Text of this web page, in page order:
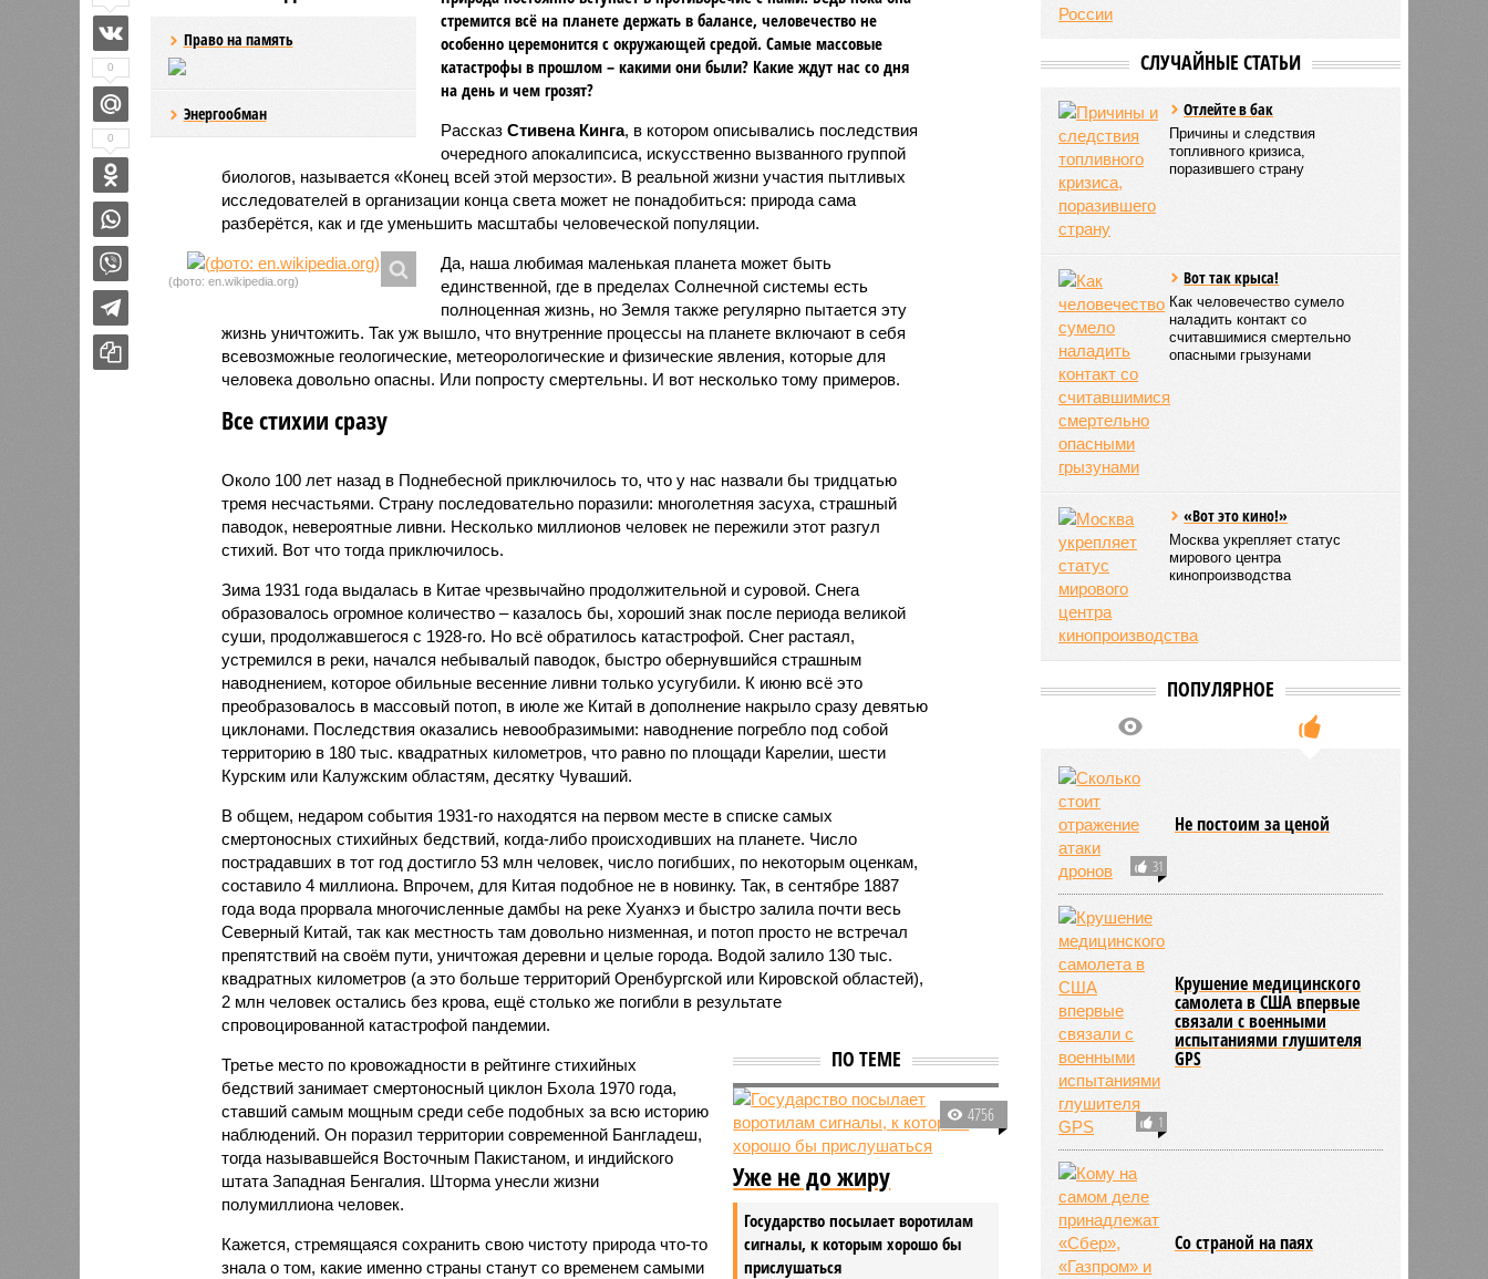
Право на память
Энергообман
стремится всё на планете держать в балансе, человечество не
особенно церемонится с окружающей средой. Самые массовые
катастрофы в прошлом – какими они были? Какие ждут нас со дня
на день и чем грозят?
Рассказ Стивена Кинга, в котором описывались последствия
очередного апокалипсиса, искусственно вызванного группой
биологов, называется «Конец всей этой мерзости». В реальной жизни участия пытливых
исследователей в организации конца света может не понадобиться: природа сама
разберётся, как и где уменьшить масштабы человеческой популяции.
(фото: en.wikipedia.org)
Да, наша любимая маленькая планета может быть
единственной, где в пределах Солнечной системы есть
полноценная жизнь, но Земля также регулярно пытается эту
жизнь уничтожить. Так уж вышло, что внутренние процессы на планете включают в себя
всевозможные геологические, метеорологические и физические явления, которые для
человека довольно опасны. Или попросту смертельны. И вот несколько тому примеров.
Все стихии сразу
Около 100 лет назад в Поднебесной приключилось то, что у нас назвали бы тридцатью
тремя несчастьями. Страну последовательно поразили: многолетняя засуха, страшный
паводок, невероятные ливни. Несколько миллионов человек не пережили этот разгул
стихий. Вот что тогда приключилось.
Зима 1931 года выдалась в Китае чрезвычайно продолжительной и суровой. Снега
образовалось огромное количество – казалось бы, хороший знак после периода великой
суши, продолжавшегося с 1928-го. Но всё обратилось катастрофой. Снег растаял,
устремился в реки, начался небывалый паводок, быстро обернувшийся страшным
наводнением, которое обильные весенние ливни только усугубили. К июню всё это
преобразовалось в массовый потоп, в июле же Китай в дополнение накрыло сразу девятью
циклонами. Последствия оказались невообразимыми: наводнение погребло под собой
территорию в 180 тыс. квадратных километров, что равно по площади Карелии, шести
Курским или Калужским областям, десятку Чуваший.
В общем, недаром события 1931-го находятся на первом месте в списке самых
смертоносных стихийных бедствий, когда-либо происходивших на планете. Число
пострадавших в тот год достигло 53 млн человек, число погибших, по некоторым оценкам,
составило 4 миллиона. Впрочем, для Китая подобное не в новинку. Так, в сентябре 1887
года вода прорвала многочисленные дамбы на реке Хуанхэ и быстро залила почти весь
Северный Китай, так как местность там довольно низменная, и потоп просто не встречал
препятствий на своём пути, уничтожая деревни и целые города. Водой залило 130 тыс.
квадратных километров (а это больше территорий Оренбургской или Кировской областей),
2 млн человек остались без крова, ещё столько же погибли в результате
спровоцированной катастрофой пандемии.
ПО ТЕМЕ
4756
Уже не до жиру
Государство посылает воротилам
сигналы, к которым хорошо бы
прислушаться
Третье место по кровожадности в рейтинге стихийных
бедствий занимает смертоносный циклон Бхола 1970 года,
ставший самым мощным среди себе подобных за всю историю
наблюдений. Он поразил территории современной Бангладеш,
тогда называвшейся Восточным Пакистаном, и индийского
штата Западная Бенгалия. Шторма унесли жизни
полумиллиона человек.
Кажется, стремящаяся сохранить свою чистоту природа что-то
знала о том, какие именно страны станут со временем самыми
0
0
СЛУЧАЙНЫЕ СТАТЬИ
Отлейте в бак
Причины и следствия
топливного кризиса,
поразившего страну
Вот так крыса!
Как человечество сумело
наладить контакт со
считавшимися смертельно
опасными грызунами
«Вот это кино!»
Москва укрепляет статус
мирового центра
кинопроизводства
ПОПУЛЯРНОЕ
31
Не постоим за ценой
1
Крушение медицинского
самолета в США впервые
связали с военными
испытаниями глушителя
GPS
Со страной на паях